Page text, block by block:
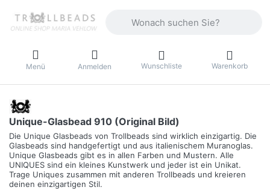
Menü Anmelden Wunschliste Warenkorb
Unique-Glasbead 910 (Original Bild)
Die Unique Glasbeads von Trollbeads sind wirklich einzigartig. Die
Glasbeads sind handgefertigt und aus italienischem Muranoglas.
Unique Glasbeads gibt es in allen Farben und Mustern. Alle
UNIQUES sind ein kleines Kunstwerk und jeder ist ein Unikat.
Trage Uniques zusammen mit anderen Trollbeads und kreieren
deinen einzigartigen Stil.